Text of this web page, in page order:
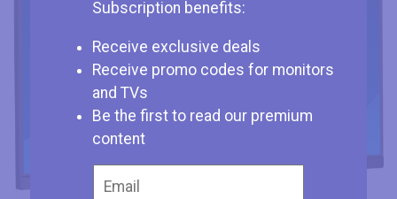
Subscription benefits:
Receive exclusive deals
Receive promo codes for monitors
and TVs
Be the first to read our premium
content